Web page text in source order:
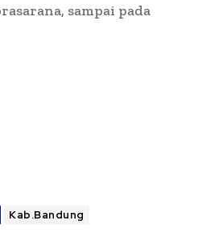
sampai pada
Kab.Bandung